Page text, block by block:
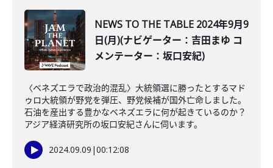
NEWS TO THE TABLE 2024年9月9
日(月)(ナビゲーター：吉田まゆ コ
メンテーター：坂口安紀)
〈ベネズエラで政治的混乱〉大統領選に勝ったとするマド
ゥロ大統領が野党を弾圧、野党候補が国外亡命しました。
石油を産出する豊かなベネズエラに何が起きているのか？
アジア経済研究所の坂口安紀さんに伺います。
2024.09.09 |00:12:08